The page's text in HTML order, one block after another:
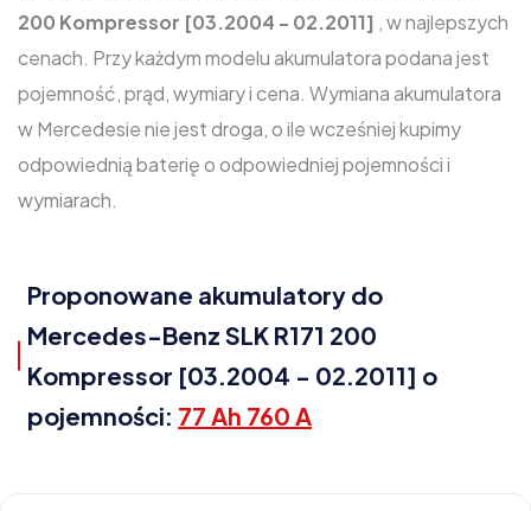
200 Kompressor [03.2004 - 02.2011] , w najlepszych
cenach. Przy każdym modelu akumulatora podana jest
pojemność, prąd, wymiary i cena. Wymiana akumulatora
w Mercedesie nie jest droga, o ile wcześniej kupimy
odpowiednią baterię o odpowiedniej pojemności i
wymiarach.
Proponowane akumulatory do
Mercedes-Benz SLK R171 200
Kompressor [03.2004 - 02.2011] o
pojemności: 77 Ah 760 A